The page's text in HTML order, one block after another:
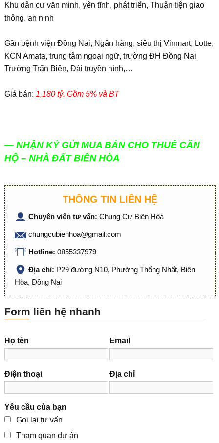
Khu dân cư văn minh, yên tĩnh, phát triển, Thuận tiện giao
thông, an ninh
Gần bệnh viện Đồng Nai, Ngân hàng, siêu thị Vinmart, Lotte,
KCN Amata, trung tâm ngoại ngữ, trường ĐH Đồng Nai,
Trường Trấn Biên, Đài truyền hình,…
Giá bán: 1,180 tỷ. Gồm 5% và BT
— NHẬN KÝ GỬI MUA BÁN CHO THUÊ CĂN
HỘ – NHÀ ĐẤT BIÊN HÒA
THÔNG TIN LIÊN HỆ
Chuyên viên tư vấn: Chung Cư Biên Hòa
chungcubienhoa@gmail.com
Hotline: 0855337979
Địa chỉ: P29 đường N10, Phường Thống Nhất, Biên
Hòa, Đồng Nai
Form liên hệ nhanh
Họ tên Email
Điện thoại Địa chỉ
Yêu cầu của bạn
Gọi lại tư vấn
Tham quan dự án